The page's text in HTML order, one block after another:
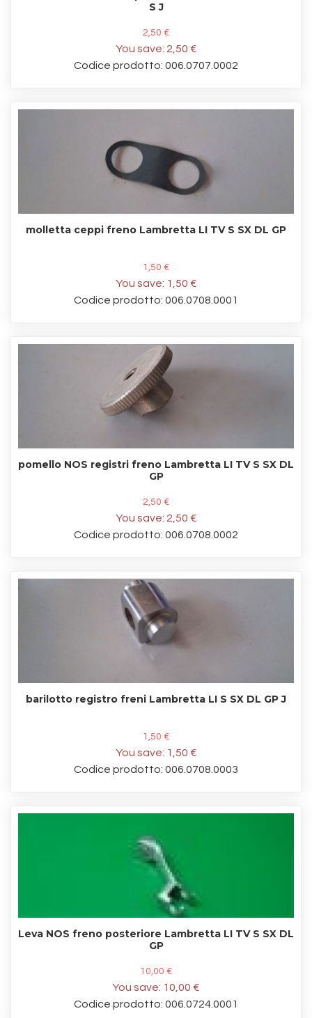
S J
2,50 €
You save: 2,50 €
Codice prodotto: 006.0707.0002
molletta ceppi freno Lambretta LI TV S SX DL GP
1,50 €
You save: 1,50 €
Codice prodotto: 006.0708.0001
pomello NOS registri freno Lambretta LI TV S SX DL
GP
2,50 €
You save: 2,50 €
Codice prodotto: 006.0708.0002
barilotto registro freni Lambretta LI S SX DL GP J
1,50 €
You save: 1,50 €
Codice prodotto: 006.0708.0003
Leva NOS freno posteriore Lambretta LI TV S SX DL
GP
10,00 €
You save: 10,00 €
Codice prodotto: 006.0724.0001